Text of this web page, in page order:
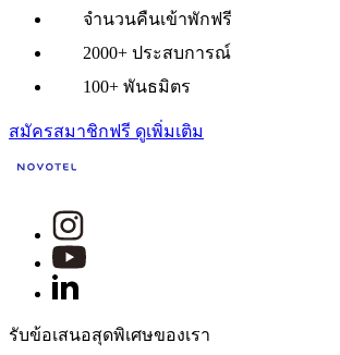
จำนวนคืนเข้าพักฟรี
2000+ ประสบการณ์
100+ พันธมิตร
สมัครสมาชิกฟรี ดูเพิ่มเติม
รับข้อเสนอสุดพิเศษของเรา